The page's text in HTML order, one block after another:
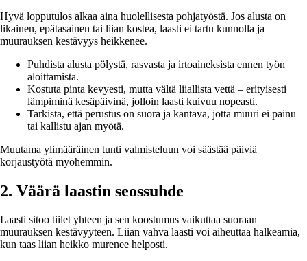
Hyvä lopputulos alkaa aina huolellisesta pohjatyöstä. Jos alusta on
likainen, epätasainen tai liian kostea, laasti ei tartu kunnolla ja
muurauksen kestävyys heikkenee.
Puhdista alusta pölystä, rasvasta ja irtoaineksista ennen työn
aloittamista.
Kostuta pinta kevyesti, mutta vältä liiallista vettä – erityisesti
lämpiminä kesäpäivinä, jolloin laasti kuivuu nopeasti.
Tarkista, että perustus on suora ja kantava, jotta muuri ei painu
tai kallistu ajan myötä.
Muutama ylimääräinen tunti valmisteluun voi säästää päiviä
korjaustyötä myöhemmin.
2. Väärä laastin seossuhde
Laasti sitoo tiilet yhteen ja sen koostumus vaikuttaa suoraan
muurauksen kestävyyteen. Liian vahva laasti voi aiheuttaa halkeamia,
kun taas liian heikko murenee helposti.